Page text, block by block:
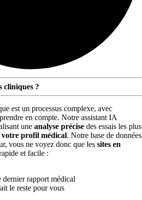
cliniques ?
est un processus complexe, avec
en compte. Notre assistant IA
une analyse précise des essais les plus
votre profil médical. Notre base de données
vous ne voyez donc que les sites en
et facile :
rapport médical
le reste pour vous